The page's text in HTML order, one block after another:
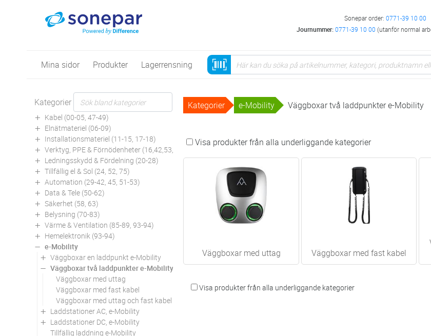
Sonepar order: 0771-39 10 00
Journummer:0771-39 10 00 (utanför normal
Mina sidor Produkter Lagerrensning
Kategorier
Kabel (00-05, 47-49)
Elnätmateriel (06-09)
Installationsmateriel (11-15, 17-18)
Verktyg, PPE & Förnödenheter (16,42,53,94)
Ledningsskydd & Fördelning (20-28)
Tillfällig el & Sol (24, 52, 75)
Automation (29-42, 45, 51-53)
Data & Tele (50-62)
Säkerhet (58, 63)
Belysning (70-83)
Värme & Ventilation (85-89, 93-94)
Hemelektronik (93-94)
e-Mobility
Väggboxar en laddpunkt e-Mobility
Väggboxar två laddpunkter e-Mobility
Väggboxar med uttag
Väggboxar med fast kabel
Väggboxar med uttag och fast kabel
Laddstationer AC, e-Mobility
Laddstationer DC, e-Mobility
Tillfällig laddning e-Mobility
Kategorier e-Mobility Väggboxar två laddpunkter e-Mobility
Visa produkter från alla underliggande kategorier
Väggboxar med uttag Väggboxar med fast kabel
Visa produkter från alla underliggande kategorier